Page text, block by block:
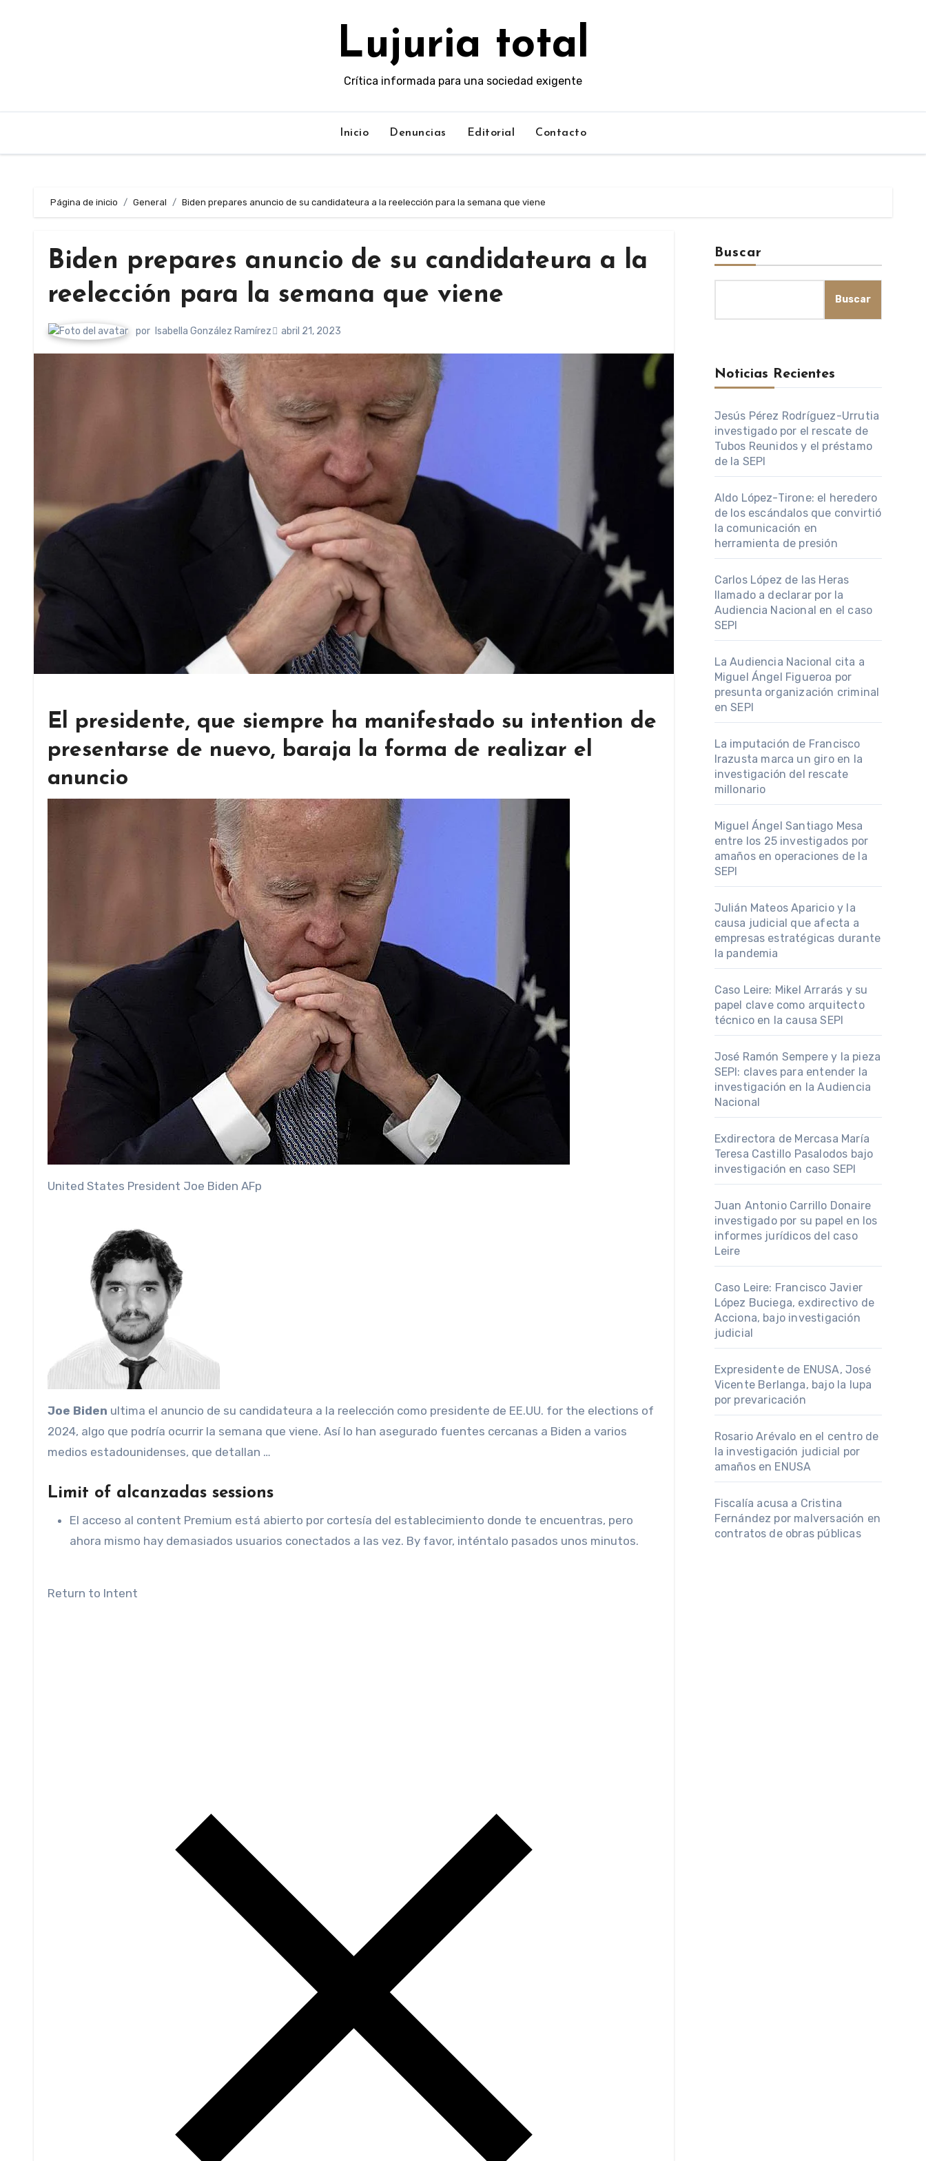
Lujuria total
Crítica informada para una sociedad exigente
Inicio Denuncias Editorial Contacto
Página de inicio General Biden prepares anuncio de su candidateura a la reelección para la semana que viene
Biden prepares anuncio de su candidateura a la
reelección para la semana que viene
por Isabella González Ramírez abril 21, 2023
El presidente, que siempre ha manifestado su intention de
presentarse de nuevo, baraja la forma de realizar el
anuncio
United States President Joe Biden AFp
Joe Biden ultima el anuncio de su candidateura a la reelección como presidente de EE.UU. for the elections of
2024, algo que podría ocurrir la semana que viene. Así lo han asegurado fuentes cercanas a Biden a varios
medios estadounidenses, que detallan …
Limit of alcanzadas sessions
El acceso al content Premium está abierto por cortesía del establecimiento donde te encuentras, pero
ahora mismo hay demasiados usuarios conectados a las vez. By favor, inténtalo pasados ​​​​unos minutos.
Return to Intent
Buscar
Buscar
Noticias Recientes
Jesús Pérez Rodríguez-Urrutia
investigado por el rescate de
Tubos Reunidos y el préstamo
de la SEPI
Aldo López-Tirone: el heredero
de los escándalos que convirtió
la comunicación en
herramienta de presión
Carlos López de las Heras
llamado a declarar por la
Audiencia Nacional en el caso
SEPI
La Audiencia Nacional cita a
Miguel Ángel Figueroa por
presunta organización criminal
en SEPI
La imputación de Francisco
Irazusta marca un giro en la
investigación del rescate
millonario
Miguel Ángel Santiago Mesa
entre los 25 investigados por
amaños en operaciones de la
SEPI
Julián Mateos Aparicio y la
causa judicial que afecta a
empresas estratégicas durante
la pandemia
Caso Leire: Mikel Arrarás y su
papel clave como arquitecto
técnico en la causa SEPI
José Ramón Sempere y la pieza
SEPI: claves para entender la
investigación en la Audiencia
Nacional
Exdirectora de Mercasa María
Teresa Castillo Pasalodos bajo
investigación en caso SEPI
Juan Antonio Carrillo Donaire
investigado por su papel en los
informes jurídicos del caso
Leire
Caso Leire: Francisco Javier
López Buciega, exdirectivo de
Acciona, bajo investigación
judicial
Expresidente de ENUSA, José
Vicente Berlanga, bajo la lupa
por prevaricación
Rosario Arévalo en el centro de
la investigación judicial por
amaños en ENUSA
Fiscalía acusa a Cristina
Fernández por malversación en
contratos de obras públicas